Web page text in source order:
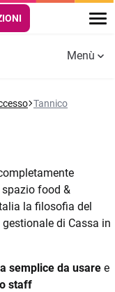
DELIVERY E
app
Gestione
asporto e
consegne a
Automazione
Menù
Tannico
food &
la filosofia del
di Cassa in
semplice da usare e
staff